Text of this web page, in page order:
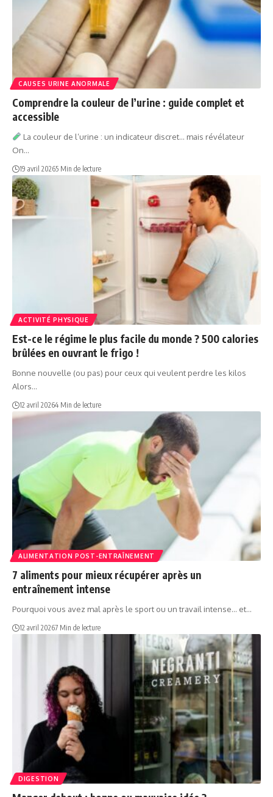
CAUSES URINE ANORMALE
Comprendre la couleur de l’urine : guide complet et
accessible
La couleur de l’urine : un indicateur discret… mais révélateur
On…
19 avril 20265 Min de lecture
ACTIVITÉ PHYSIQUE
Est-ce le régime le plus facile du monde ? 500 calories
brûlées en ouvrant le frigo !
Bonne nouvelle (ou pas) pour ceux qui veulent perdre les kilos
Alors…
12 avril 20264 Min de lecture
ALIMENTATION POST-ENTRAÎNEMENT
7 aliments pour mieux récupérer après un
entraînement intense
Pourquoi vous avez mal après le sport ou un travail intense… et…
12 avril 20267 Min de lecture
DIGESTION